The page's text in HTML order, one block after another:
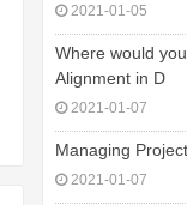
2021-01-05
Where would
Alignment in D
2021-01-07
Managing
2021-01-07